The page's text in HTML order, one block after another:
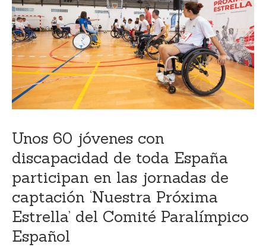
Unos 60 jóvenes con
discapacidad de toda España
participan en las jornadas de
captación ‘Nuestra Próxima
Estrella’ del Comité Paralímpico
Español